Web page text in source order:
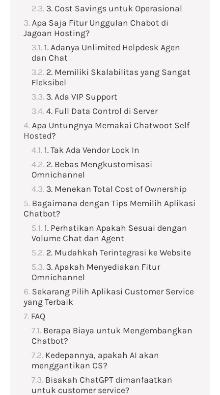
3. Cost Savings untuk Operasional
Apa Saja Fitur Unggulan Chabot di
Jagoan Hosting?
1. Adanya Unlimited Helpdesk Agen
dan Chat
2. Memiliki Skalabilitas yang Sangat
Fleksibel
3. Ada VIP Support
4. Full Data Control di Server
Apa Untungnya Memakai Chatwoot Self
Hosted?
1. Tak Ada Vendor Lock In
2. Bebas Mengkustomisasi
Omnichannel
3. Menekan Total Cost of Ownership
Bagaimana dengan Tips Memilih Aplikasi
Chatbot?
1. Perhatikan Apakah Sesuai dengan
Volume Chat dan Agent
2. Mudahkah Terintegrasi ke Website
3. Apakah Menyediakan Fitur
Omnichannel
Sekarang Pilih Aplikasi Customer Service
yang Terbaik
FAQ
Berapa Biaya untuk Mengembangkan
Chatbot?
Kedepannya, apakah AI akan
menggantikan CS?
Bisakah ChatGPT dimanfaatkan
untuk customer service?